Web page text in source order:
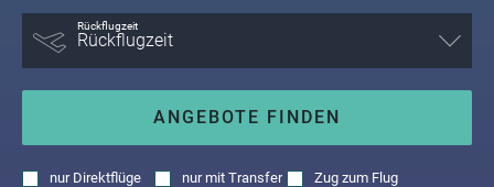
ANGEBOTE FINDEN
nur Direktflüge nurmit Transfer
Zug zum Flug
Rückflugzeit